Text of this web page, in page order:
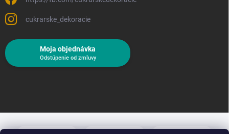
cukrarske_dekoracie
Moja objednávka
Odstúpenie od zmluvy